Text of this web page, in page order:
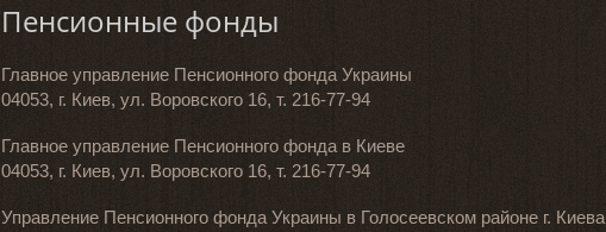
Пенсионные фонды
Главное управление Пенсионного фонда Украины
04053, г. Киев, ул. Воровского 16, т. 216-77-94
Главное управление Пенсионного фонда в Киеве
04053, г. Киев, ул. Воровского 16, т. 216-77-94
Управление Пенсионного фонда Украины в Голосеевском районе г. Киева